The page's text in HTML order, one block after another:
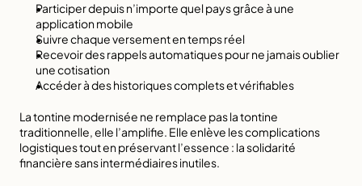
Participer depuis n’importe quel pays grâce à une
application mobile
Suivre chaque versement en temps réel
Recevoir des rappels automatiques pour ne jamais oublier
une cotisation
Accéder à des historiques complets et vérifiables
La tontine modernisée ne remplace pas la tontine
traditionnelle, elle l’amplifie. Elle enlève les complications
logistiques tout en préservant l’essence : la solidarité
financière sans intermédiaires inutiles.